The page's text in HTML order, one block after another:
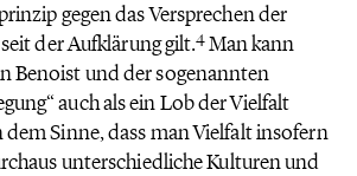
gegen das Versprechen der
der Aufklärung gilt.4Man kann
Benoist und der sogenannten
auch als ein Lob der Vielfalt
dem Sinne, dass man Vielfalt insofern
unterschiedliche Kulturen und